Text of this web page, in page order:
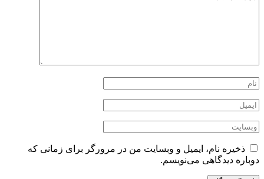
ذخیره نام، ایمیل و وبسایت من در مرورگر برای زمانی که
دوباره دیدگاهی می‌نویسم.